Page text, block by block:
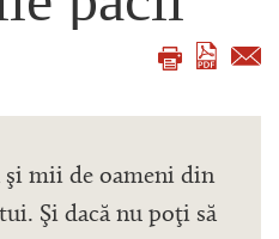
şi mii de oameni din
Şi dacă nu poţi să